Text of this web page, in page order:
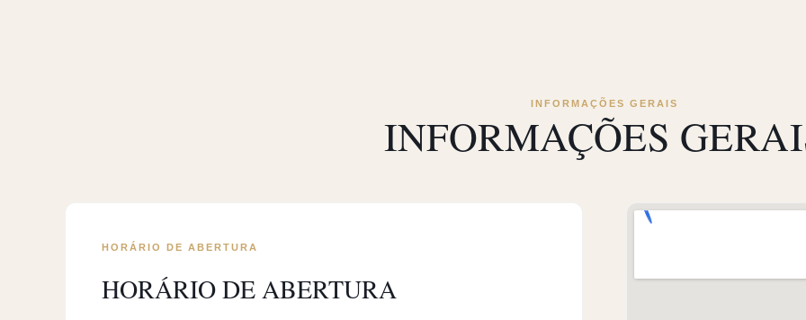
INFORMAÇÕES GERAIS
INFORMAÇÕES
HORÁRIO DE ABERTURA
HORÁRIO DE ABERTURA